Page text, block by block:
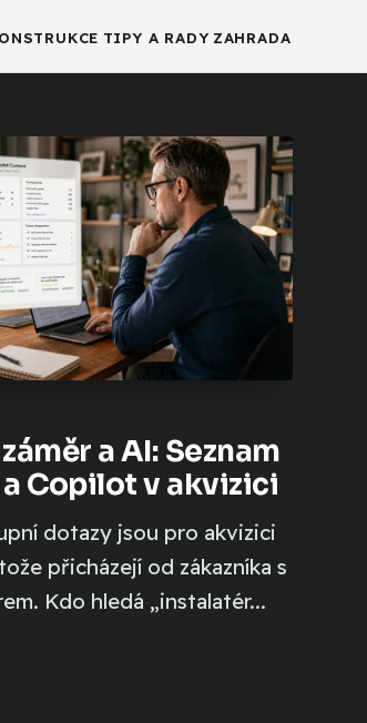
TIPY A RADY ZAHRADA
a AI: Seznam
Copilot v akvizici
dotazy jsou pro akvizici
přicházejí od zákazníka s
Kdo hledá „instalatér...